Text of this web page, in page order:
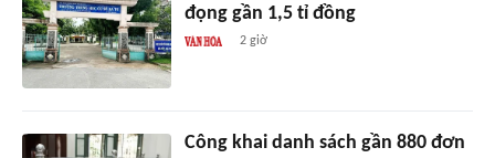
đọng gần 1,5 tỉ đồng
2 giờ
Công khai danh sách gần 880 đơn